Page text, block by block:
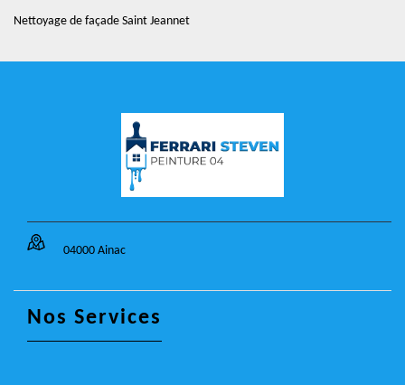
Nettoyage de façade Saint Jeannet
04000 Ainac
Nos Services